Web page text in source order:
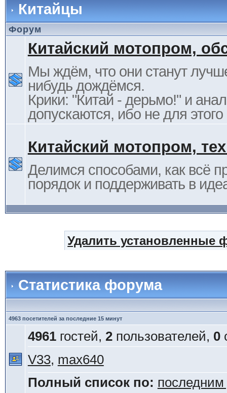
Китайцы
Форум
Китайский мотопром,
Мы ждём, что они станут
нибудь дождёмся.
Крики: "Китай - дерьмо!" и
допускаются, ибо не для
Китайский мотопром,
Делимся способами, как всё
порядок и поддерживать в
Удалить установленные
Статистика форума
4963 посетителей за последние 15 минут
4961гостей, 2пользователей, 0
V33, max640
Полный список по: